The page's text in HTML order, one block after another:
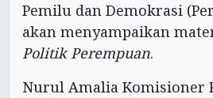
Pemilu dan Demokrasi
akan menyampaikan
Politik Perempuan.
Nurul Amalia Komisioner